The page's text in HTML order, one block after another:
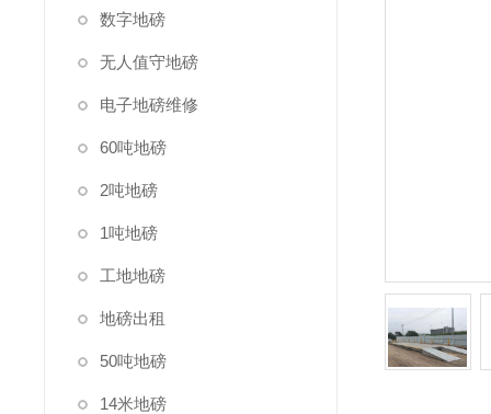
数字地磅
无人值守地磅
电子地磅维修
60吨地磅
2吨地磅
1吨地磅
工地地磅
地磅出租
50吨地磅
14米地磅